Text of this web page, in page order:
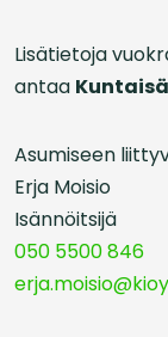
Lisätietoja
antaa
Asumiseen
Erja Moisio
Isännöitsijä
050 5500 846